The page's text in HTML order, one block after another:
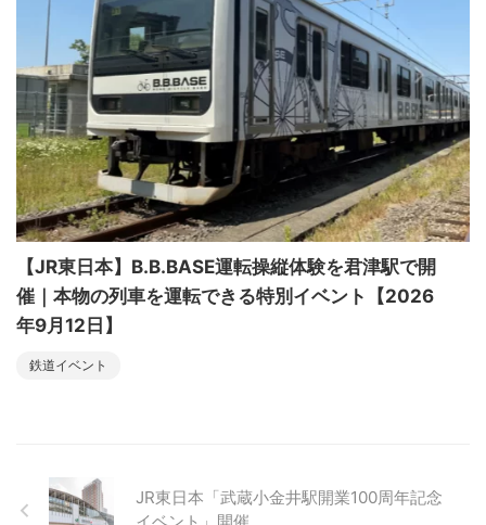
【JR東日本】B.B.BASE運転操縦体験を君津駅で開
催｜本物の列車を運転できる特別イベント【2026
年9月12日】
鉄道イベント
JR東日本「武蔵小金井駅開業100周年記念